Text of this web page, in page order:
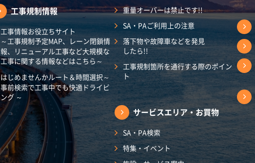
工事規制情報
工事情報お役立ちサイト
～工事規制予定MAP、レーン閉鎖情
報、リニューアル工事など大規模な
工事に関する情報などはこちら～
はじめませんかルート＆時間選択～
事前検索で工事中でも快適ドライビ
ング ～
重量オーバーは禁止です!!
SA・PAご利用上の注意
落下物や故障車などを発見
したら!!
工事規制箇所を通行する際のポイン
ト
サービスエリア・お買物
SA・PA検索
特集・イベント